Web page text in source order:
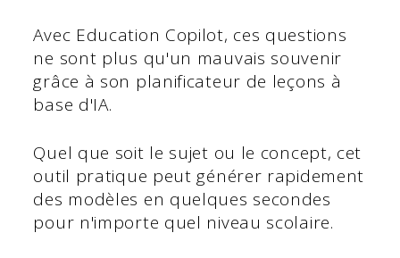
Avec Education Copilot, ces questions
ne sont plus qu'un mauvais souvenir
grâce à son planificateur de leçons à
base d'IA.
Quel que soit le sujet ou le concept, cet
outil pratique peut générer rapidement
des modèles en quelques secondes
pour n'importe quel niveau scolaire.